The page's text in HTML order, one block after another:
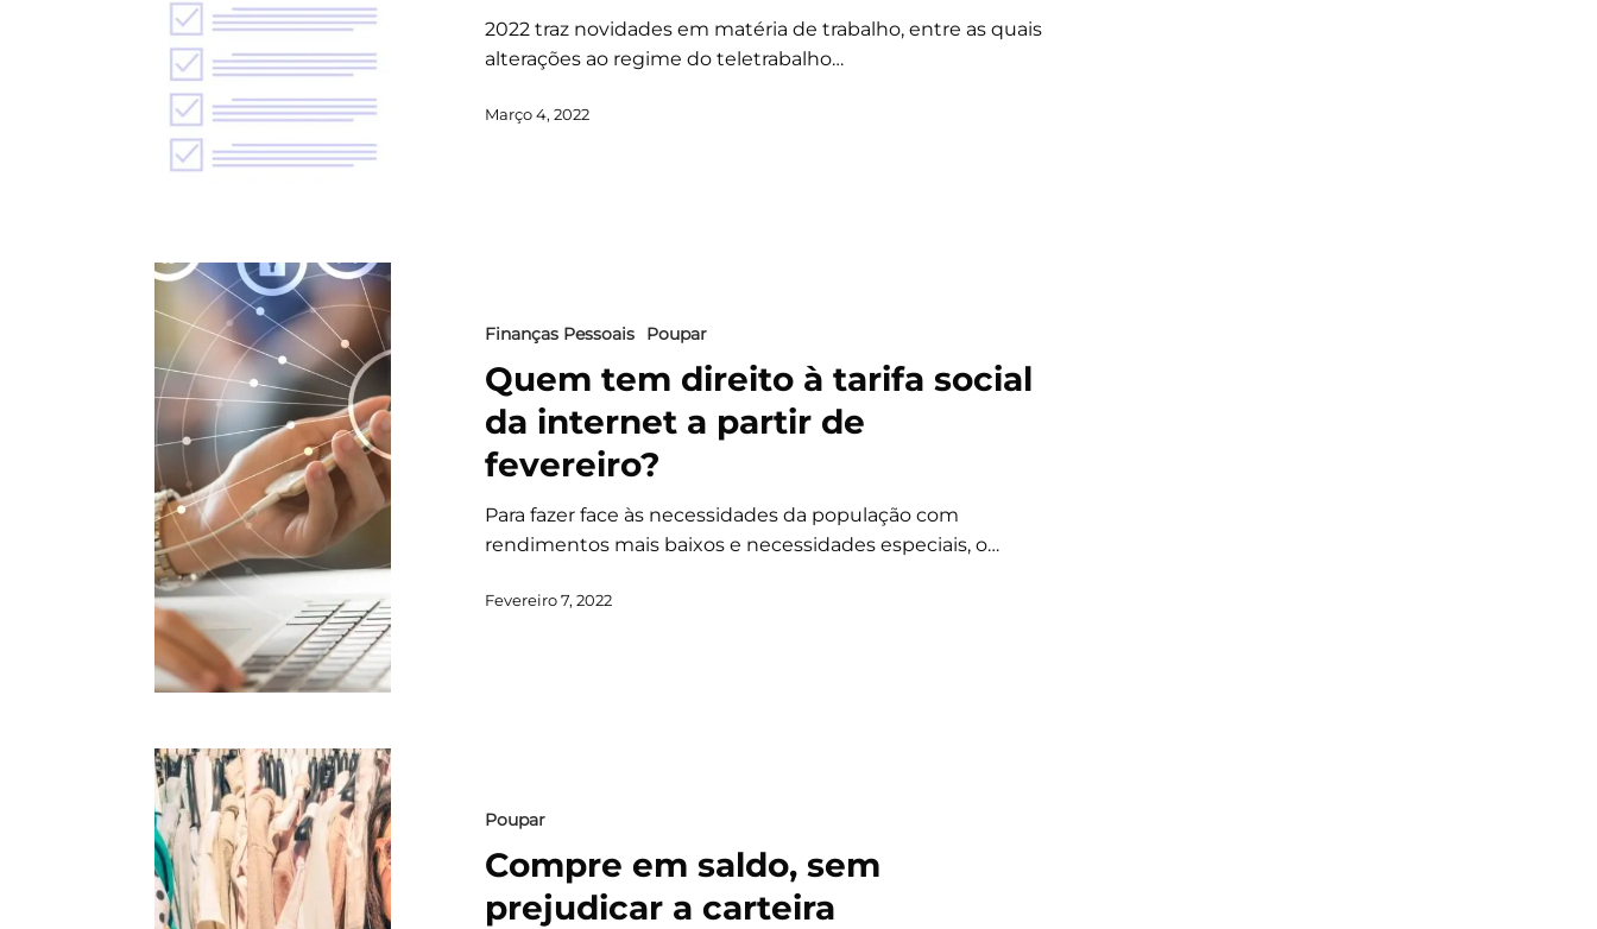
2022 traz novidades em matéria de trabalho, entre as quais
alterações ao regime do teletrabalho…
Março 4, 2022
Finanças Pessoais Poupar
Quem tem direito à tarifa social
da internet a partir de
fevereiro?
Para fazer face às necessidades da população com
rendimentos mais baixos e necessidades especiais, o…
Fevereiro 7, 2022
Poupar
Compre em saldo, sem
prejudicar a carteira